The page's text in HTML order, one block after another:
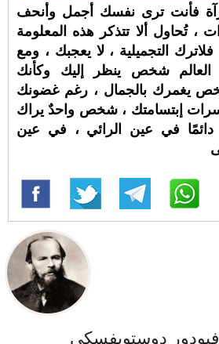
فأنت ترى نفسك أجمل وأنحف
بـ ٤ مرات ، تُحاول ألا تتذكر هذه المعلومة
التجميلية ، لا يعجبك ، ومع
شخص ينظر إليك وكأنك
يغمرك بالجمال ، رغم غضونك
إبتسامتك ، شخص واحدٌ يراك
دائمًا في عين الرائي ، في عين
دوستويفسكي